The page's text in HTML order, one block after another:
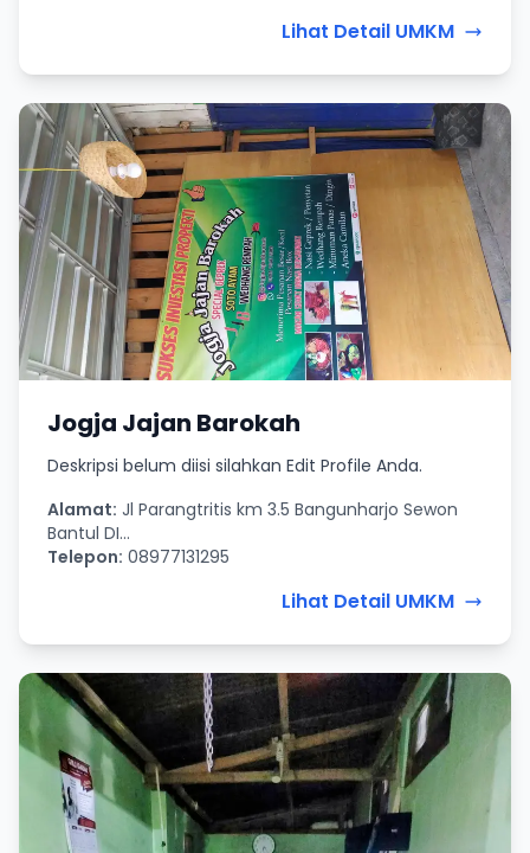
Lihat Detail UMKM
Jogja Jajan Barokah
Deskripsi belum diisi silahkan Edit Profile Anda.
Alamat: Jl Parangtritis km 3.5 Bangunharjo Sewon
Bantul DI...
Telepon: 08977131295
Lihat Detail UMKM